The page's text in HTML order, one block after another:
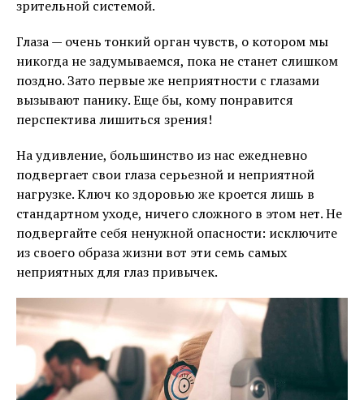
зрительной системой.
Глаза — очень тонкий орган чувств, о котором мы
никогда не задумываемся, пока не станет слишком
поздно. Зато первые же неприятности с глазами
вызывают панику. Еще бы, кому понравится
перспектива лишиться зрения!
На удивление, большинство из нас ежедневно
подвергает свои глаза серьезной и неприятной
нагрузке. Ключ ко здоровью же кроется лишь в
стандартном уходе, ничего сложного в этом нет. Не
подвергайте себя ненужной опасности: исключите
из своего образа жизни вот эти семь самых
неприятных для глаз привычек.